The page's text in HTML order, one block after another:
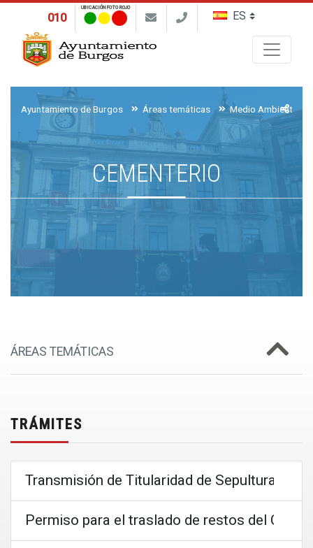
010
UBICACIÓN FOTO ROJO
Ayuntamiento de Burgos Áreas temáticas Medio Ambiente,
CEMENTERIO
ÁREAS TEMÁTICAS
TRÁMITES
Transmisión de Titularidad de Sepultura de
Permiso para el traslado de restos del